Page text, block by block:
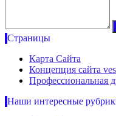
Страницы
Карта Сайта
Концепция сайта
Профессиональная
Наши интересные